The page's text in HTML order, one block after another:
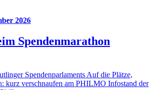
2026
Spendenmarathon
Spendenparlaments Auf die Plätze,
kurz verschnaufen am PHILMO Infostand der